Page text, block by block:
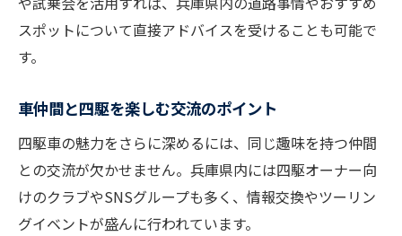
スポットについて直接アドバイスを受けることも可能で
す。
車仲間と四駆を楽しむ交流のポイント
四駆車の魅力をさらに深めるには、同じ趣味を持つ仲間
との交流が欠かせません。兵庫県内には四駆オーナー向
けのクラブやSNSグループも多く、情報交換やツーリン
グイベントが盛んに行われています。